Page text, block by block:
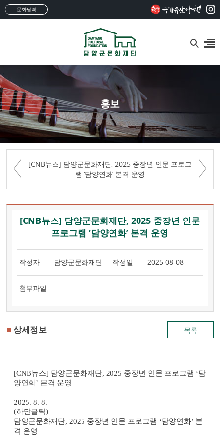
문화달력
홍보
[CNB뉴스] 담양군문화재단, 2025 중장년 인문 프로그
램 ‘담양연화’ 본격 운영
[CNB뉴스] 담양군문화재단, 2025 중장년 인문
프로그램 ‘담양연화’ 본격 운영
작성자 담양군문화재단 작성일 2025-08-08
첨부파일
■상세정보 목록
[CNB뉴스] 담양군문화재단, 2025 중장년 인문 프로그램 ‘담
양연화’ 본격 운영
2025. 8. 8.
(하단클릭)
담양군문화재단, 2025 중장년 인문 프로그램 ‘담양연화’ 본
격 운영